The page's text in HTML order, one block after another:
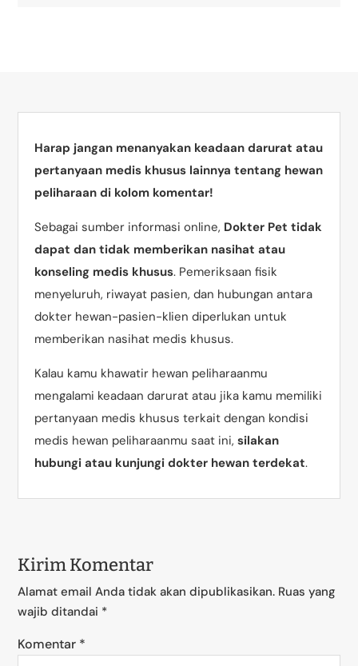
Harap jangan menanyakan keadaan darurat atau
pertanyaan medis khusus lainnya tentang hewan
peliharaan di kolom komentar!
Sebagai sumber informasi online, Dokter Pet tidak
dapat dan tidak memberikan nasihat atau
konseling medis khusus. Pemeriksaan fisik
menyeluruh, riwayat pasien, dan hubungan antara
dokter hewan-pasien-klien diperlukan untuk
memberikan nasihat medis khusus.
Kalau kamu khawatir hewan peliharaanmu
mengalami keadaan darurat atau jika kamu memiliki
pertanyaan medis khusus terkait dengan kondisi
medis hewan peliharaanmu saat ini,silakan
hubungi atau kunjungi dokter hewan terdekat.
Kirim Komentar
Alamat email Anda tidak akan dipublikasikan. Ruas yang
wajib ditandai *
Komentar *